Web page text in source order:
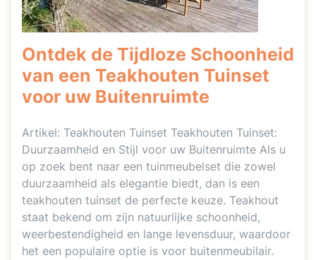
Ontdek de Tijdloze Schoonheid
van een Teakhouten Tuinset
voor uw Buitenruimte
Artikel: Teakhouten Tuinset Teakhouten Tuinset:
Duurzaamheid en Stijl voor uw Buitenruimte Als u
op zoek bent naar een tuinmeubelset die zowel
duurzaamheid als elegantie biedt, dan is een
teakhouten tuinset de perfecte keuze. Teakhout
staat bekend om zijn natuurlijke schoonheid,
weerbestendigheid en lange levensduur, waardoor
het een populaire optie is voor buitenmeubilair.